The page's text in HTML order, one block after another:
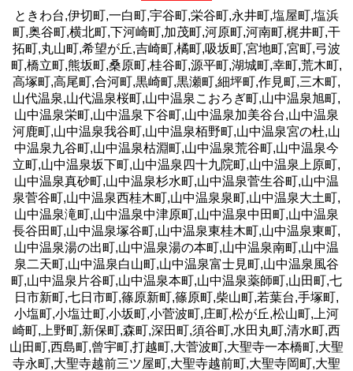
ときわ台,伊切町,一白町,宇谷町,栄谷町,永井町,塩屋町,塩浜
町,奥谷町,横北町,下河崎町,加茂町,河原町,河南町,梶井町,干
拓町,丸山町,希望が丘,吉崎町,橘町,吸坂町,宮地町,宮町,弓波
町,橋立町,熊坂町,桑原町,桂谷町,源平町,湖城町,幸町,荒木町,
高塚町,高尾町,合河町,黒崎町,黒瀬町,細坪町,作見町,三木町,
山代温泉,山代温泉桜町,山中温泉こおろぎ町,山中温泉旭町,
山中温泉栄町,山中温泉下谷町,山中温泉加美谷台,山中温泉
河鹿町,山中温泉我谷町,山中温泉栢野町,山中温泉宮の杜,山
中温泉九谷町,山中温泉枯淵町,山中温泉荒谷町,山中温泉今
立町,山中温泉坂下町,山中温泉四十九院町,山中温泉上原町,
山中温泉真砂町,山中温泉杉水町,山中温泉菅生谷町,山中温
泉菅谷町,山中温泉西桂木町,山中温泉泉町,山中温泉大土町,
山中温泉滝町,山中温泉中津原町,山中温泉中田町,山中温泉
長谷田町,山中温泉塚谷町,山中温泉東桂木町,山中温泉東町,
山中温泉湯の出町,山中温泉湯の本町,山中温泉南町,山中温
泉二天町,山中温泉白山町,山中温泉富士見町,山中温泉風谷
町,山中温泉片谷町,山中温泉本町,山中温泉薬師町,山田町,七
日市新町,七日市町,篠原新町,篠原町,柴山町,若葉台,手塚町,
小塩町,小塩辻町,小坂町,小菅波町,庄町,松が丘,松山町,上河
崎町,上野町,新保町,森町,深田町,須谷町,水田丸町,清水町,西
山田町,西島町,曾宇町,打越町,大菅波町,大聖寺一本橋町,大聖
寺永町,大聖寺越前三ツ屋町,大聖寺越前町,大聖寺岡町,大聖